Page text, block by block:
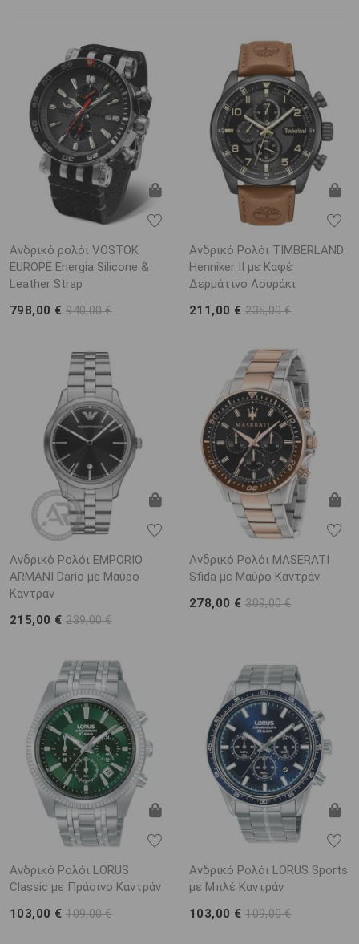
Ανδρικό ρολόι VOSTOK
EUROPE Energia Silicone &
Leather Strap
798,00 €940,00 €
Ανδρικό Ρολόι TIMBERLAND
Henniker II με Καφέ
Δερμάτινο Λουράκι
211,00 €235,00 €
Ανδρικό Ρολόι EMPORIO
ARΜΑΝΙ Dario με Μαύρο
Καντράν
215,00 €239,00 €
Ανδρικό Ρολόι MASERATI
Sfida με Μαύρο Καντράν
278,00 €309,00 €
Ανδρικό Ρολόι LORUS
Classic με Πράσινο Καντράν
103,00 €109,00 €
Ανδρικό Ρολόι LORUS Sports
με Μπλέ Καντράν
103,00 €109,00 €